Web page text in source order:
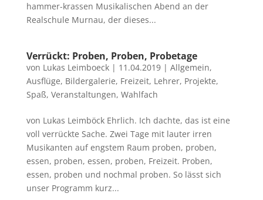
hammer-krassen Musikalischen Abend an der
Realschule Murnau, der dieses...
Verrückt: Proben, Proben, Probetage
von Lukas Leimboeck| 11.04.2019| Allgemein,
Ausflüge, Bildergalerie, Freizeit, Lehrer, Projekte,
Spaß, Veranstaltungen, Wahlfach
von Lukas Leimböck Ehrlich. Ich dachte, das ist eine
voll verrückte Sache. Zwei Tage mit lauter irren
Musikanten auf engstem Raum proben, proben,
essen, proben, essen, proben, Freizeit. Proben,
essen, proben und nochmal proben. So lässt sich
unser Programm kurz...